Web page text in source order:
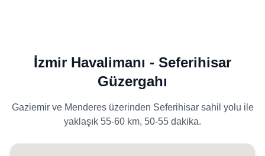
İzmir Havalimanı - Seferihisar
Güzergahı
Gaziemir ve Menderes üzerinden Seferihisar sahil yolu ile
yaklaşık 55-60 km, 50-55 dakika.